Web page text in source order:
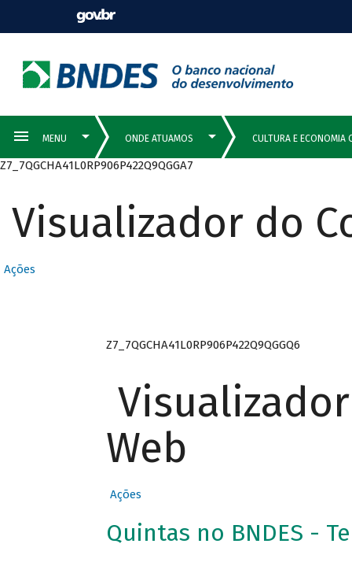
Z7_7QGCHA41L0RP906P422Q9QGGA7
Visualizador do
Ações
Z7_7QGCHA41L0RP906P422Q9QGGQ6
Web
Ações
Quintas no BNDES -